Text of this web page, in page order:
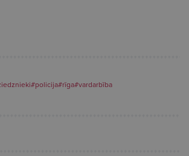
#policija#rīga#vardarbība